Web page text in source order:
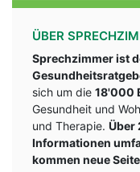
ÜBER
Sprechzimmer ist
sich um die 18'000
Gesundheit und
und Therapie. Über
Informationen
kommen neue